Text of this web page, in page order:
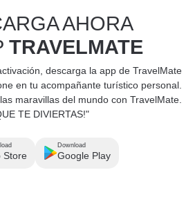
AHORA
TRAVELMATE
descarga la app de TravelMate
en tu acompañante turístico personal.
maravillas del mundo con TravelMate.
TE DIVIERTAS!"
Store
Download
Google Play